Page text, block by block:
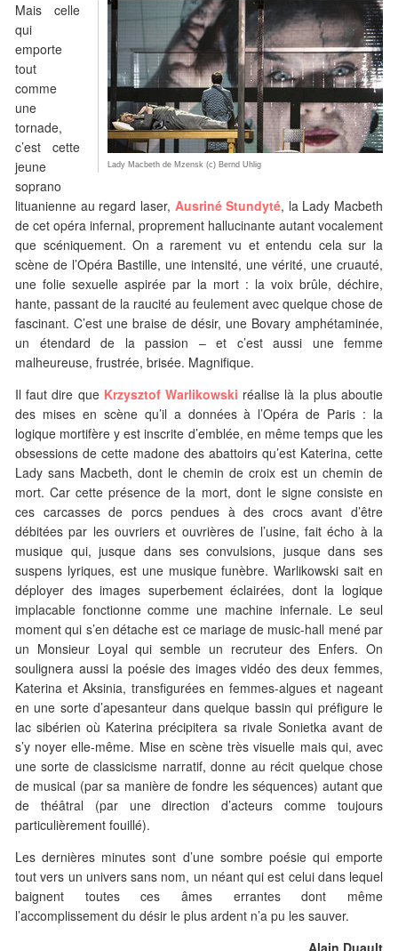
Lady Macbeth de Mzensk (c) Bernd Uhlig
Mais celle
qui
emporte
tout
comme
une
tornade,
c’est cette
jeune
soprano
lituanienne au regard laser, Ausriné Stundyté, la Lady Macbeth
de cet opéra infernal, proprement hallucinante autant vocalement
que scéniquement. On a rarement vu et entendu cela sur la
scène de l’Opéra Bastille, une intensité, une vérité, une cruauté,
une folie sexuelle aspirée par la mort : la voix brûle, déchire,
hante, passant de la raucité au feulement avec quelque chose de
fascinant. C’est une braise de désir, une Bovary amphétaminée,
un étendard de la passion – et c’est aussi une femme
malheureuse, frustrée, brisée. Magnifique.
Il faut dire que Krzysztof Warlikowski réalise là la plus aboutie
des mises en scène qu’il a données à l’Opéra de Paris : la
logique mortifère y est inscrite d’emblée, en même temps que les
obsessions de cette madone des abattoirs qu’est Katerina, cette
Lady sans Macbeth, dont le chemin de croix est un chemin de
mort. Car cette présence de la mort, dont le signe consiste en
ces carcasses de porcs pendues à des crocs avant d’être
débitées par les ouvriers et ouvrières de l’usine, fait écho à la
musique qui, jusque dans ses convulsions, jusque dans ses
suspens lyriques, est une musique funèbre. Warlikowski sait en
déployer des images superbement éclairées, dont la logique
implacable fonctionne comme une machine infernale. Le seul
moment qui s’en détache est ce mariage de music-hall mené par
un Monsieur Loyal qui semble un recruteur des Enfers. On
soulignera aussi la poésie des images vidéo des deux femmes,
Katerina et Aksinia, transfigurées en femmes-algues et nageant
en une sorte d’apesanteur dans quelque bassin qui préfigure le
lac sibérien où Katerina précipitera sa rivale Sonietka avant de
s’y noyer elle-même. Mise en scène très visuelle mais qui, avec
une sorte de classicisme narratif, donne au récit quelque chose
de musical (par sa manière de fondre les séquences) autant que
de théâtral (par une direction d’acteurs comme toujours
particulièrement fouillé).
Les dernières minutes sont d’une sombre poésie qui emporte
tout vers un univers sans nom, un néant qui est celui dans lequel
baignent toutes ces âmes errantes dont même
l’accomplissement du désir le plus ardent n’a pu les sauver.